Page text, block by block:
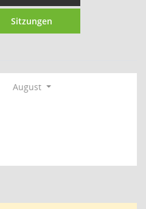
Sitzungen
August